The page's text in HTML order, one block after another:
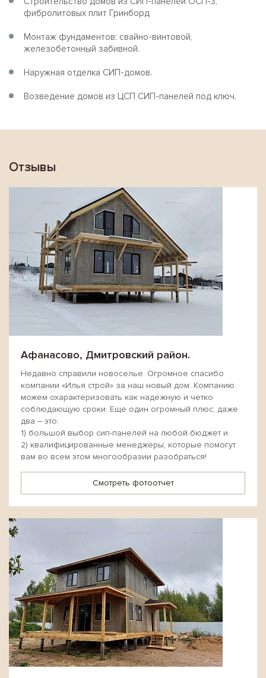
фибролитовых плит Гринборд
Монтаж фундаментов: свайно-винтовой,
железобетонный забивной.
Наружная отделка СИП-домов.
Возведение домов из ЦСП СИП-панелей под ключ.
Отзывы
Афанасово, Дмитровский район.
Недавно справили новоселье. Огромное спасибо
компании «Илья строй» за наш новый дом. Компанию
можем охарактеризовать как надежную и четко
соблюдающую сроки. Еще один огромный плюс, даже
два – это:
1) большой выбор сип-панелей на любой бюджет и
2) квалифицированные менеджеры, которые помогут
вам во всем этом многообразии разобраться!
Смотреть фотоотчет